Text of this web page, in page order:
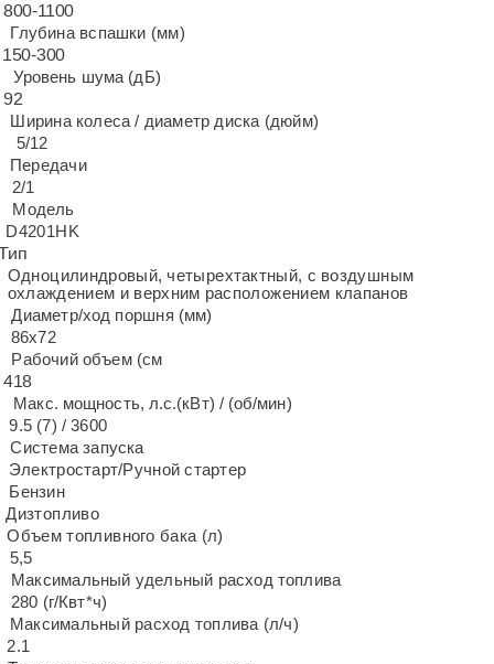
800-1100
Глубина вспашки (мм)
150-300
Уровень шума (дБ)
92
Ширина колеса / диаметр диска (дюйм)
5/12
Передачи
2/1
Модель
D4201HK
Одноцилиндровый, четырехтактный, с воздушным
охлаждением и верхним расположением клапанов
Диаметр/ход поршня (мм)
86х72
Рабочий объем (см
418
Макс. мощность, л.с.(кВт) / (об/мин)
9.5 (7) / 3600
Система запуска
Электростарт/Ручной стартер
Бензин
Дизтопливо
Объем топливного бака (л)
5,5
Максимальный удельный расход топлива
280 (г/Квт*ч)
Максимальный расход топлива (л/ч)
2.1